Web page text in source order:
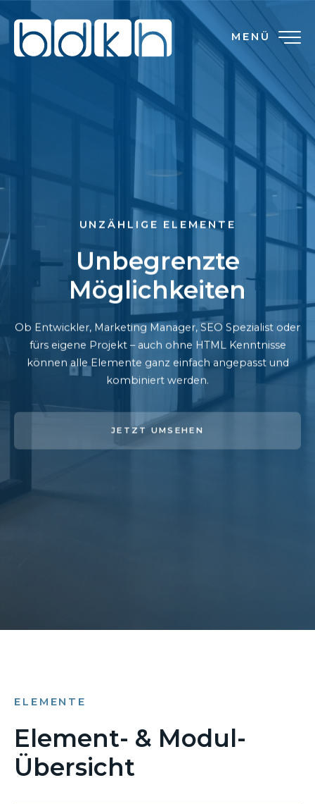
MENÜ
UNZÄHLIGE ELEMENTE
Unbegrenzte
Möglichkeiten
Ob Entwickler, Marketing Manager, SEO Spezialist oder
fürs eigene Projekt – auch ohne HTML Kenntnisse
können alle Elemente ganz einfach angepasst und
kombiniert werden.
JETZT UMSEHEN
ELEMENTE
Element- & Modul-
Übersicht